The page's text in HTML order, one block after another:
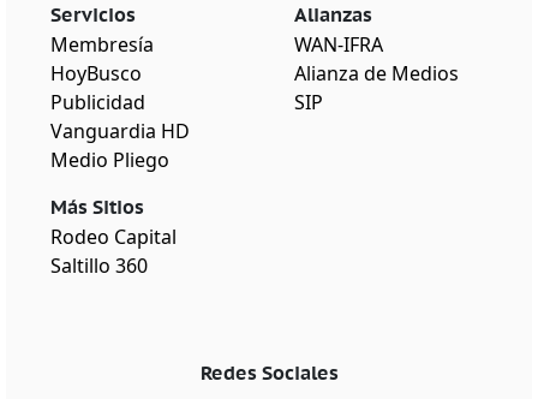
Servicios
Membresía
HoyBusco
Publicidad
Vanguardia HD
Medio Pliego
Más Sitios
Rodeo Capital
Saltillo 360
Alianzas
WAN-IFRA
Alianza de Medios
SIP
Redes Sociales